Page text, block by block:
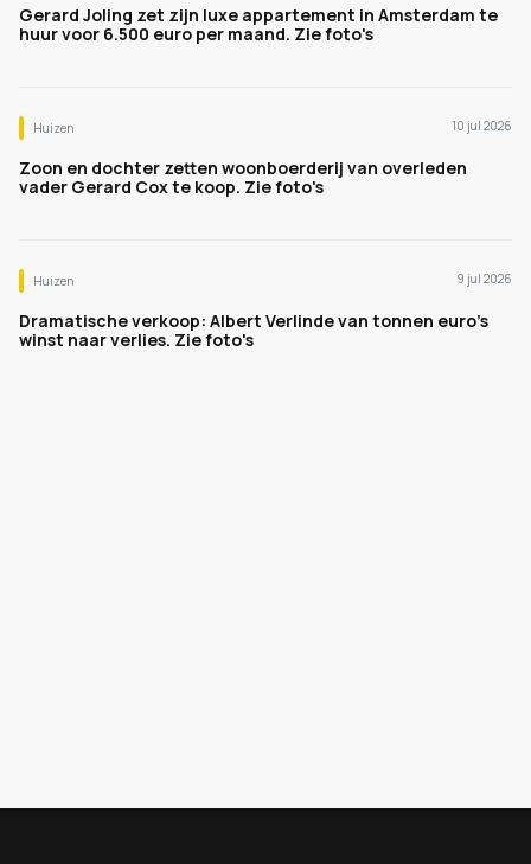
Gerard Joling zet zijn luxe appartement in Amsterdam te
huur voor 6.500 euro per maand. Zie foto's
Huizen 10 jul 2026
Zoon en dochter zetten woonboerderij van overleden
vader Gerard Cox te koop. Zie foto's
Huizen 9 jul 2026
Dramatische verkoop: Albert Verlinde van tonnen euro's
winst naar verlies. Zie foto's